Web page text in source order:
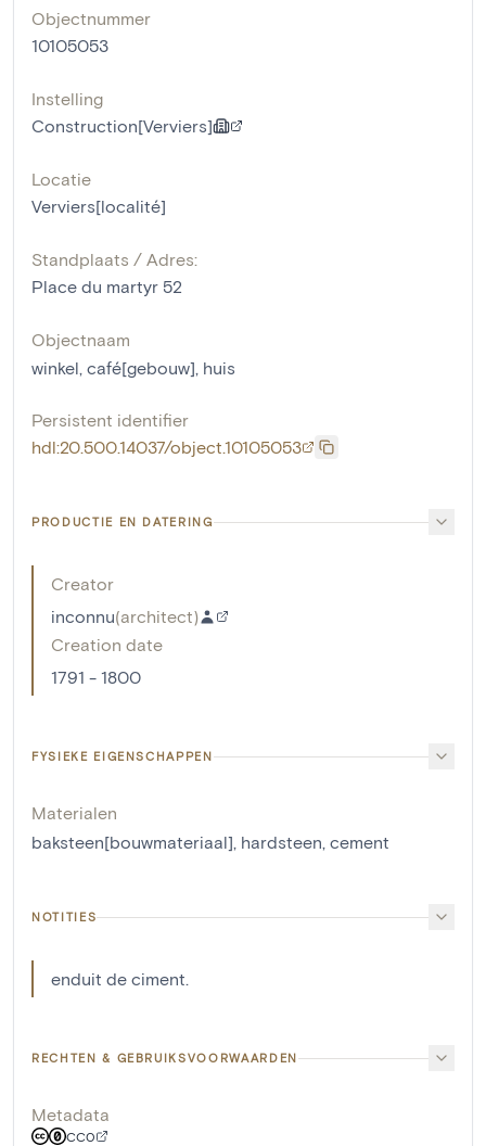
Objectnummer
10105053
Instelling
Construction[Verviers]
Locatie
Verviers[localité]
Standplaats / Adres:
Place du martyr 52
Objectnaam
winkel, café[gebouw], huis
Persistent identifier
hdl:20.500.14037/object.10105053
PRODUCTIE EN DATERING
Creator
inconnu(architect)
Creation date
1791 - 1800
FYSIEKE EIGENSCHAPPEN
Materialen
baksteen[bouwmateriaal], hardsteen, cement
NOTITIES
enduit de ciment.
RECHTEN & GEBRUIKSVOORWAARDEN
Metadata
CC0